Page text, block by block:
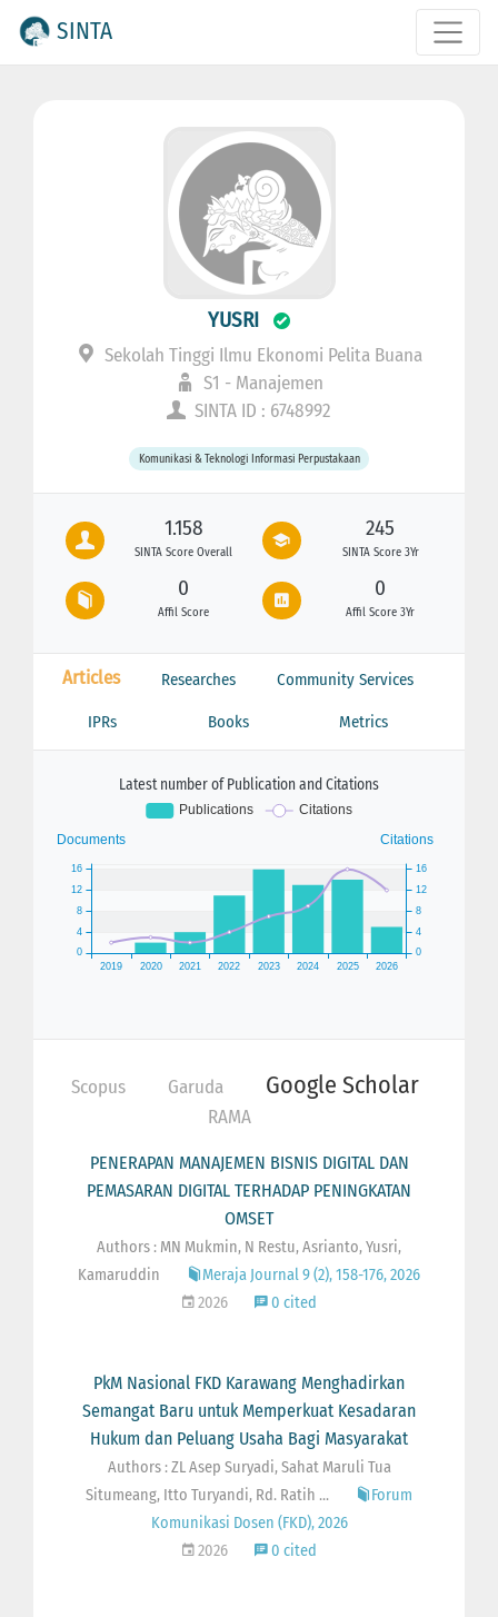
SINTA
YUSRI
Sekolah Tinggi Ilmu Ekonomi Pelita Buana
S1 - Manajemen
SINTA ID : 6748992
Komunikasi & Teknologi Informasi Perpustakaan
1.158
SINTA Score Overall
245
SINTA Score 3Yr
0
Affil Score
0
Affil Score 3Yr
Articles Researches Community Services
IPRs Books Metrics
Latest number of Publication and Citations
Scopus Garuda Google Scholar
RAMA
PENERAPAN MANAJEMEN BISNIS DIGITAL DAN
PEMASARAN DIGITAL TERHADAP PENINGKATAN
OMSET
Authors : MN Mukmin, N Restu, Asrianto, Yusri,
Kamaruddin
Meraja Journal 9 (2), 158-176, 2026
2026
0 cited
PkM Nasional FKD Karawang Menghadirkan
Semangat Baru untuk Memperkuat Kesadaran
Hukum dan Peluang Usaha Bagi Masyarakat
Authors : ZL Asep Suryadi, Sahat Maruli Tua
Situmeang, Itto Turyandi, Rd. Ratih ...
Forum
Komunikasi Dosen (FKD), 2026
2026
0 cited